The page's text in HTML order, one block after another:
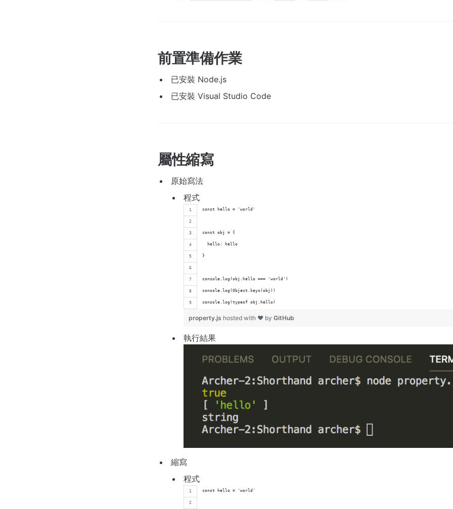
前置準備作業
已安裝 Node.js
已安裝 Visual Studio Code
屬性縮寫
原始寫法
程式
const hello = 'world'
const obj = {
  hello: hello
}
console.log(obj.hello === 'world')
console.log(Object.keys(obj))
console.log(typeof obj.hello)
property.js hosted with ❤ byGitHub
執行結果
縮寫
程式
const hello = 'world'